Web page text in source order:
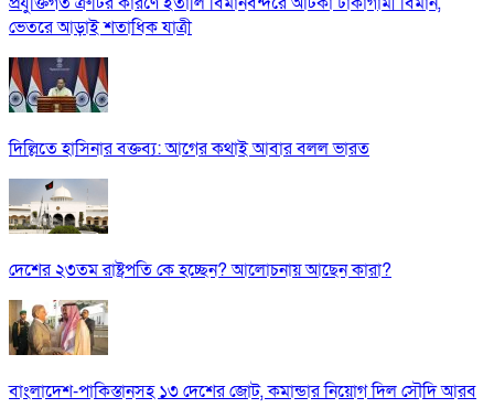
ভেতরে আড়াই শতাধিক যাত্রী
দিল্লিতে হাসিনার বক্তব্য: আগের কথাই আবার বলল ভারত
দেশের ২৩তম রাষ্ট্রপতি কে হচ্ছেন? আলোচনায় আছেন কারা?
বাংলাদেশ-পাকিস্তানসহ ১৩ দেশের জোট, কমান্ডার নিয়োগ দিল সৌদি আরব